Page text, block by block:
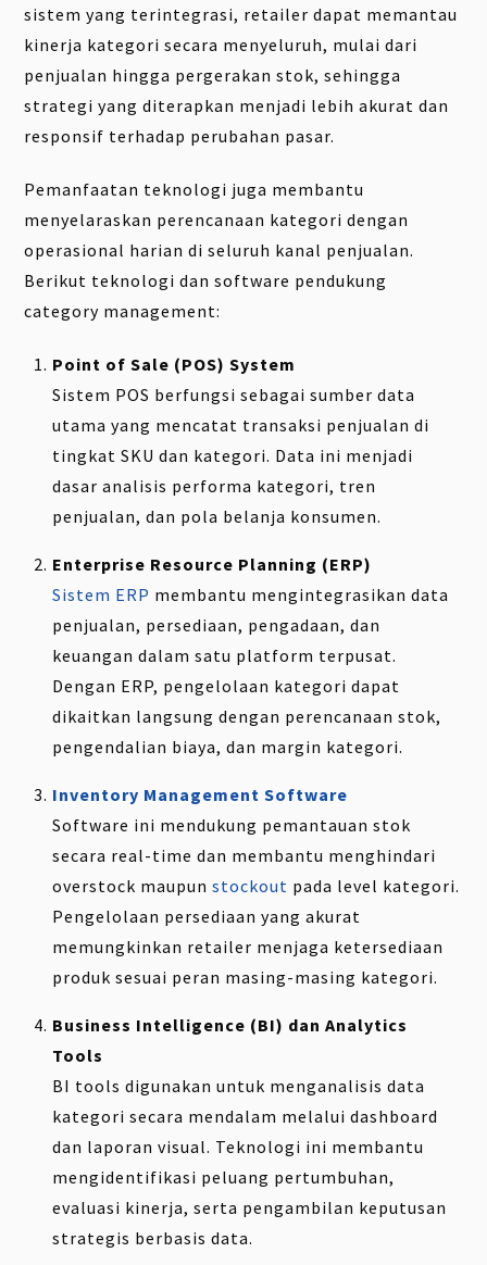
sistem yang terintegrasi, retailer dapat memantau
kinerja kategori secara menyeluruh, mulai dari
penjualan hingga pergerakan stok, sehingga
strategi yang diterapkan menjadi lebih akurat dan
responsif terhadap perubahan pasar.
Pemanfaatan teknologi juga membantu
menyelaraskan perencanaan kategori dengan
operasional harian di seluruh kanal penjualan.
Berikut teknologi dan software pendukung
category management:
Point of Sale (POS) System
Sistem POS berfungsi sebagai sumber data
utama yang mencatat transaksi penjualan di
tingkat SKU dan kategori. Data ini menjadi
dasar analisis performa kategori, tren
penjualan, dan pola belanja konsumen.
Enterprise Resource Planning (ERP)
Sistem ERP membantu mengintegrasikan data
penjualan, persediaan, pengadaan, dan
keuangan dalam satu platform terpusat.
Dengan ERP, pengelolaan kategori dapat
dikaitkan langsung dengan perencanaan stok,
pengendalian biaya, dan margin kategori.
Inventory Management Software
Software ini mendukung pemantauan stok
secara real-time dan membantu menghindari
overstock maupun stockout pada level kategori.
Pengelolaan persediaan yang akurat
memungkinkan retailer menjaga ketersediaan
produk sesuai peran masing-masing kategori.
Business Intelligence (BI) dan Analytics
Tools
BI tools digunakan untuk menganalisis data
kategori secara mendalam melalui dashboard
dan laporan visual. Teknologi ini membantu
mengidentifikasi peluang pertumbuhan,
evaluasi kinerja, serta pengambilan keputusan
strategis berbasis data.